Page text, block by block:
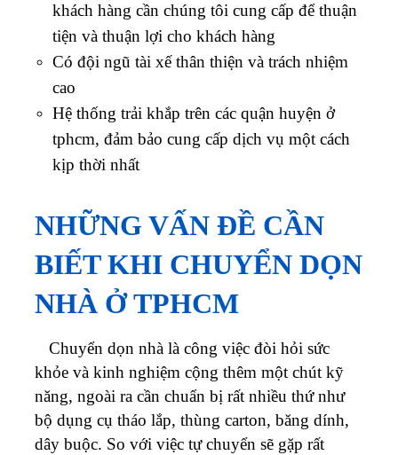
khách hàng cần chúng tôi cung cấp để thuận
tiện và thuận lợi cho khách hàng
Có đội ngũ tài xế thân thiện và trách nhiệm
cao
Hệ thống trải khắp trên các quận huyện ở
tphcm, đảm bảo cung cấp dịch vụ một cách
kịp thời nhất
NHỮNG VẤN ĐỀ CẦN
BIẾT KHI CHUYỂN DỌN
NHÀ Ở TPHCM
Chuyển dọn nhà là công việc đòi hỏi sức
khỏe và kinh nghiệm cộng thêm một chút kỹ
năng, ngoài ra cần chuẩn bị rất nhiều thứ như
bộ dụng cụ tháo lắp, thùng carton, băng dính,
dây buộc. So với việc tự chuyển sẽ gặp rất